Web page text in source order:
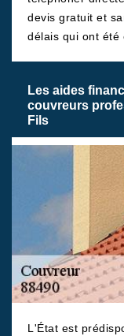
devis gratuit et
délais qui ont été
Les aides
couvreurs
Fils
L'État est